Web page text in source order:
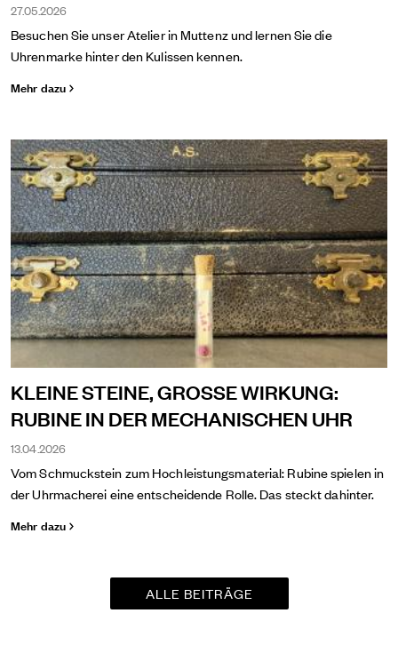
27.05.2026
Besuchen Sie unser Atelier in Muttenz und lernen Sie die
Uhrenmarke hinter den Kulissen kennen.
Mehr dazu
KLEINE STEINE, GROSSE WIRKUNG:
RUBINE IN DER MECHANISCHEN UHR
13.04.2026
Vom Schmuckstein zum Hochleistungsmaterial: Rubine spielen in
der Uhrmacherei eine entscheidende Rolle. Das steckt dahinter.
Mehr dazu
ALLE BEITRÄGE